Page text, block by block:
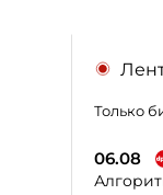
Только
06.08